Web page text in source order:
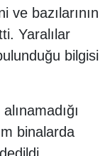
ve bazılarının
Yaralılar
bilgisi
binalarda